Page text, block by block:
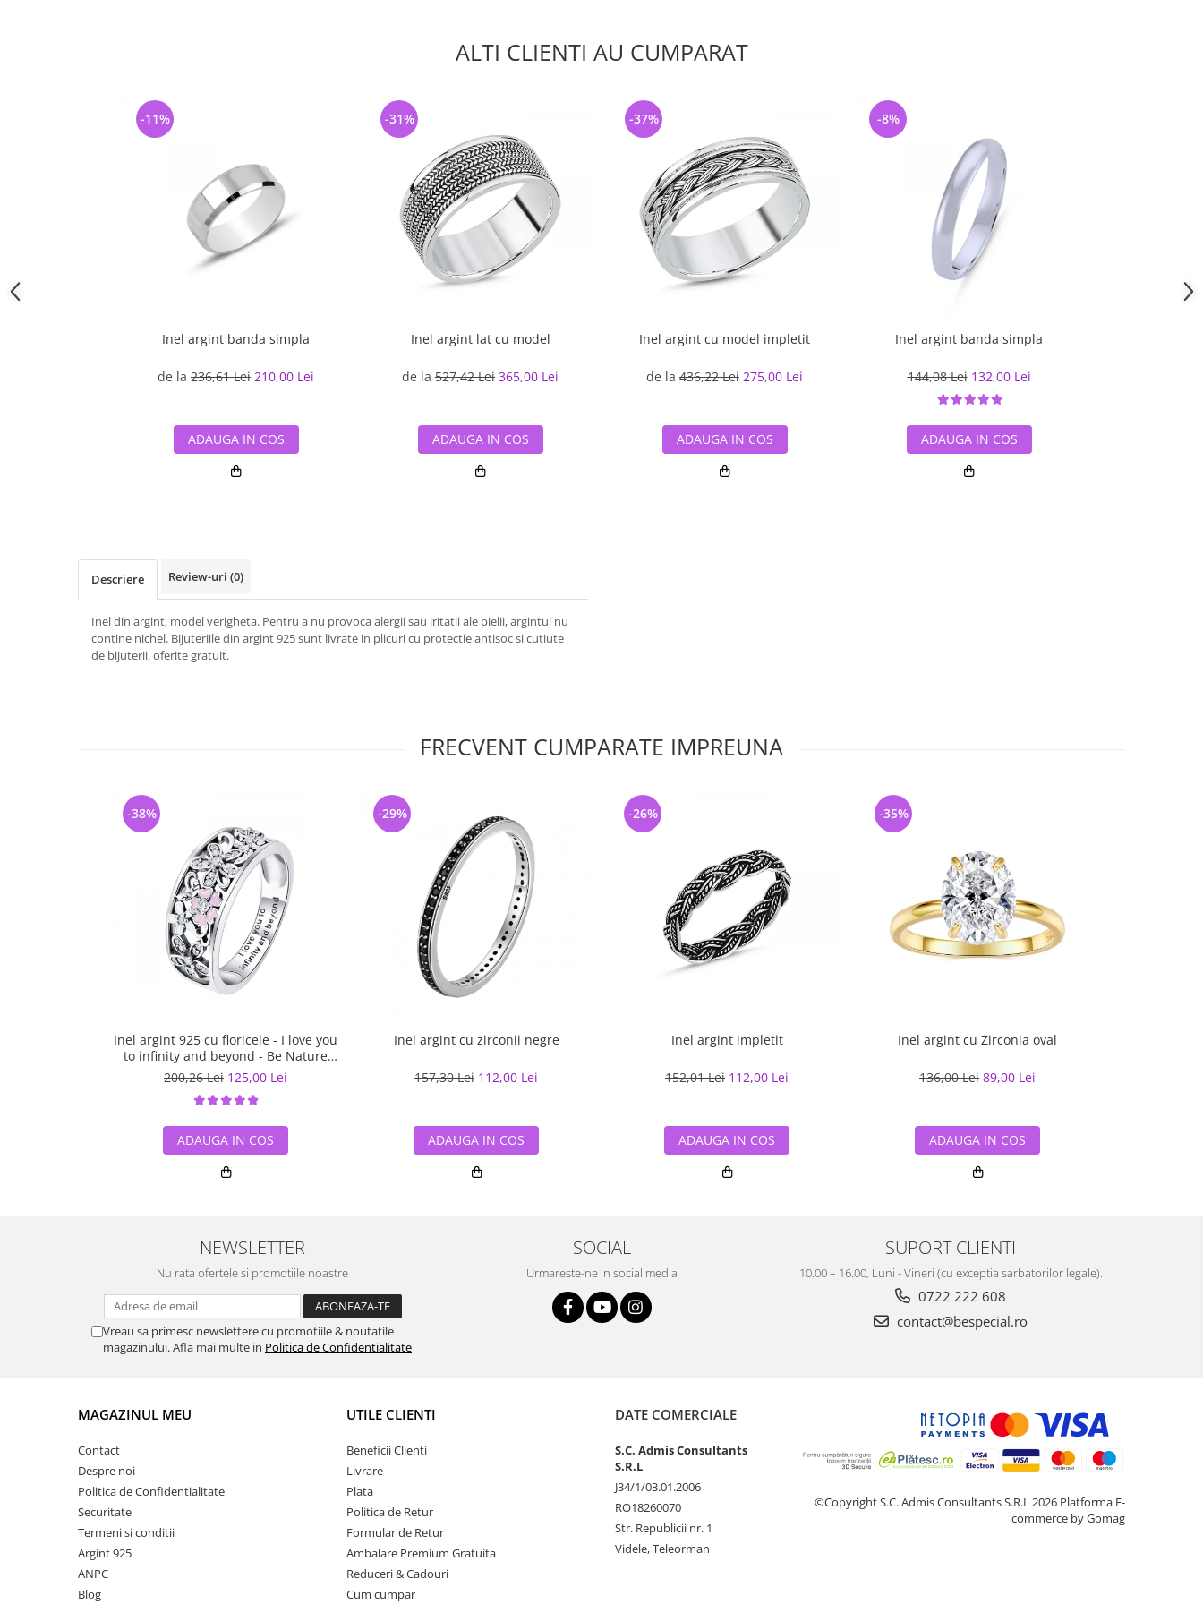
ALTI CLIENTI AU CUMPARAT
Inel argint banda simpla
de la 236,61 Lei 210,00 Lei
-11%
ADAUGA IN COS
Inel argint lat cu model
de la 527,42 Lei 365,00 Lei
-31%
ADAUGA IN COS
Inel argint cu model impletit
de la 436,22 Lei 275,00 Lei
-37%
ADAUGA IN COS
Inel argint banda simpla
144,08 Lei 132,00 Lei
-8%
ADAUGA IN COS
Descriere Review-uri (0)
Inel din argint, model verigheta. Pentru a nu provoca alergii sau iritatii ale pielii, argintul nu
contine nichel. Bijuteriile din argint 925 sunt livrate in plicuri cu protectie antisoc si cutiute
de bijuterii, oferite gratuit.
FRECVENT CUMPARATE IMPREUNA
Inel argint 925 cu floricele - I love you
to infinity and beyond - Be Nature
IST0055
200,26 Lei 125,00 Lei
-38%
ADAUGA IN COS
Inel argint cu zirconii negre
157,30 Lei 112,00 Lei
-29%
ADAUGA IN COS
Inel argint impletit
152,01 Lei 112,00 Lei
-26%
ADAUGA IN COS
Inel argint cu Zirconia oval
136,00 Lei 89,00 Lei
-35%
ADAUGA IN COS
NEWSLETTER
Nu rata ofertele si promotiile noastre
Vreau sa primesc newslettere cu promotiile & noutatile
magazinului. Afla mai multe in Politica de Confidentialitate
SOCIAL
Urmareste-ne in social media
SUPORT CLIENTI
10.00 – 16.00, Luni - Vineri (cu exceptia sarbatorilor legale).
0722 222 608
contact@bespecial.ro
MAGAZINUL MEU
Contact
Despre noi
Politica de Confidentialitate
Securitate
Termeni si conditii
Argint 925
ANPC
Blog
UTILE CLIENTI
Beneficii Clienti
Livrare
Plata
Politica de Retur
Formular de Retur
Ambalare Premium Gratuita
Reduceri & Cadouri
Cum cumpar
DATE COMERCIALE
S.C. Admis Consultants
S.R.L
J34/1/03.01.2006
RO18260070
Str. Republicii nr. 1
Videle, Teleorman
©Copyright S.C. Admis Consultants S.R.L 2026 Platforma E-
commerce by Gomag